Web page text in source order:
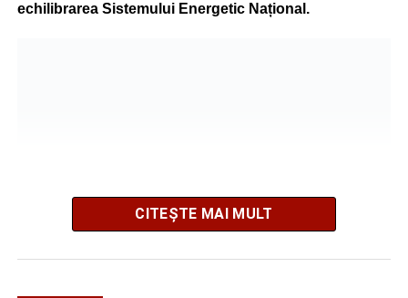
echilibrarea Sistemului Energetic Național.
CITEȘTE MAI MULT